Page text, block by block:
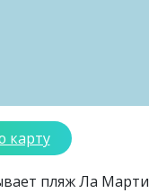
карту
пляж Ла